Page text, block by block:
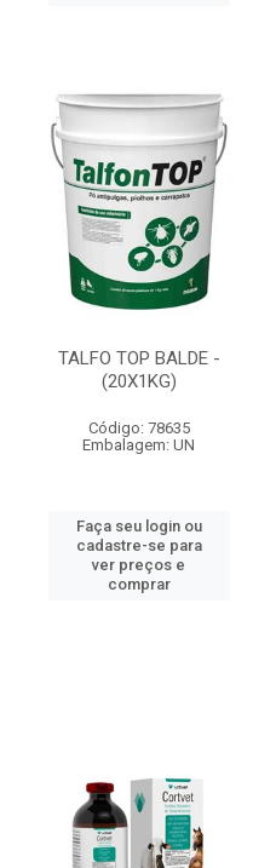
TALFO TOP BALDE -
(20X1KG)
Código: 78635
Embalagem: UN
Faça seu login ou
cadastre-se para
ver preços e
comprar